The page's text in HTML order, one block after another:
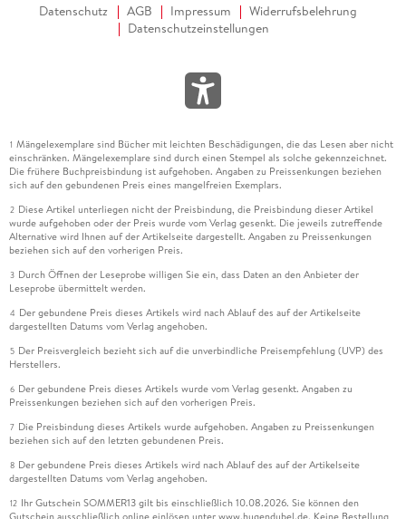
Datenschutz AGB Impressum
Widerrufsbelehrung
Datenschutzeinstellungen
1 Mängelexemplare sind Bücher mit leichten Beschädigungen, die das Lesen aber nicht
einschränken. Mängelexemplare sind durch einen Stempel als solche gekennzeichnet.
Die frühere Buchpreisbindung ist aufgehoben. Angaben zu Preissenkungen beziehen
sich auf den gebundenen Preis eines mangelfreien Exemplars.
2 Diese Artikel unterliegen nicht der Preisbindung, die Preisbindung dieser Artikel
wurde aufgehoben oder der Preis wurde vom Verlag gesenkt. Die jeweils zutreffende
Alternative wird Ihnen auf der Artikelseite dargestellt. Angaben zu Preissenkungen
beziehen sich auf den vorherigen Preis.
3 Durch Öffnen der Leseprobe willigen Sie ein, dass Daten an den Anbieter der
Leseprobe übermittelt werden.
4 Der gebundene Preis dieses Artikels wird nach Ablauf des auf der Artikelseite
dargestellten Datums vom Verlag angehoben.
5 Der Preisvergleich bezieht sich auf die unverbindliche Preisempfehlung (UVP) des
Herstellers.
6 Der gebundene Preis dieses Artikels wurde vom Verlag gesenkt. Angaben zu
Preissenkungen beziehen sich auf den vorherigen Preis.
7 Die Preisbindung dieses Artikels wurde aufgehoben. Angaben zu Preissenkungen
beziehen sich auf den letzten gebundenen Preis.
8 Der gebundene Preis dieses Artikels wird nach Ablauf des auf der Artikelseite
dargestellten Datums vom Verlag angehoben.
12 Ihr Gutschein SOMMER13 gilt bis einschließlich 10.08.2026. Sie können den
Gutschein ausschließlich online einlösen unter www.hugendubel.de. Keine Bestellung